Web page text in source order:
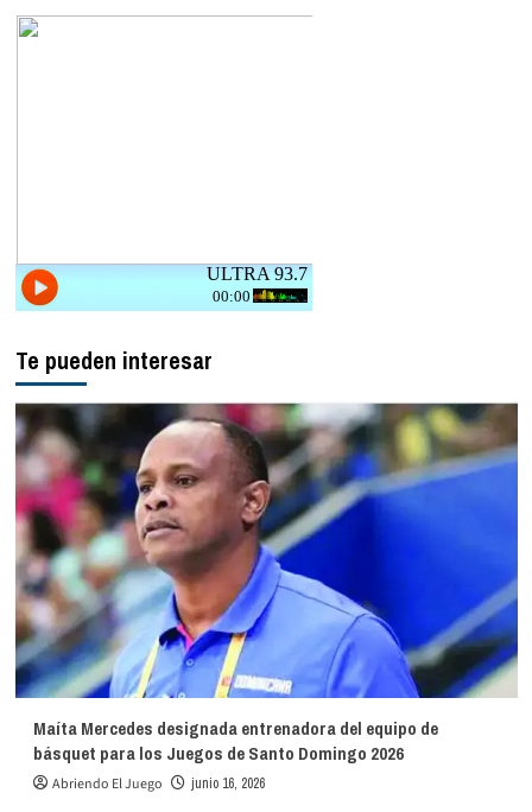
Te pueden interesar
Maíta Mercedes designada entrenadora del equipo de
básquet para los Juegos de Santo Domingo 2026
Abriendo El Juego junio 16, 2026